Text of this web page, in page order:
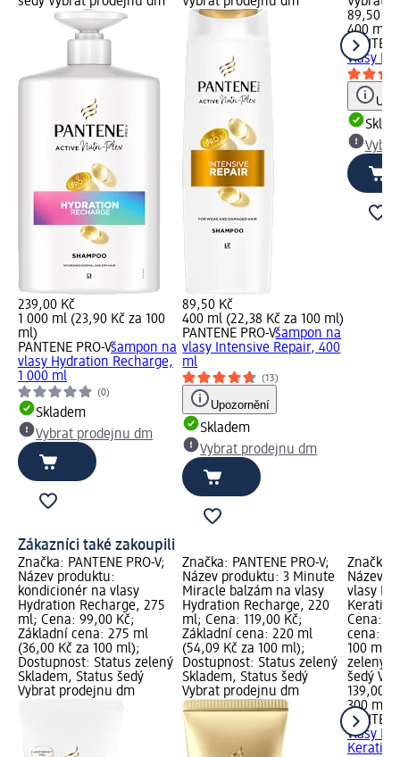
239,00 Kč
1 000 ml (23,90 Kč za 100
ml)
PANTENE PRO-Všampon na
vlasy Hydration Recharge,
1 000 ml
(0)
Skladem
Vybrat prodejnu dm
89,50 Kč
400 ml (22,38 Kč za 100 ml)
PANTENE PRO-Všampon na
vlasy Intensive Repair, 400
ml
(13)
Upozornění
Skladem
Vybrat prodejnu dm
89,50 Kč
400 ml
vlasy
Zákazníci také zakoupili
Značka: PANTENE PRO-V;
Název produktu:
kondicionér na vlasy
Hydration Recharge, 275
ml; Cena: 99,00 Kč;
Základní cena: 275 ml
(36,00 Kč za 100 ml);
Dostupnost: Status zelený
Skladem, Status šedý
Vybrat prodejnu dm
Značka: PANTENE PRO-V;
Název produktu: 3 Minute
Miracle balzám na vlasy
Hydration Recharge, 220
ml; Cena: 119,00 Kč;
Základní cena: 220 ml
(54,09 Kč za 100 ml);
Dostupnost: Status zelený
Skladem, Status šedý
Vybrat prodejnu dm
Značka:
Název
vlasy
Keratin
Cena:
cena:
100 ml);
zelený
šedý
139,00
300 ml
vlasy
Keratin